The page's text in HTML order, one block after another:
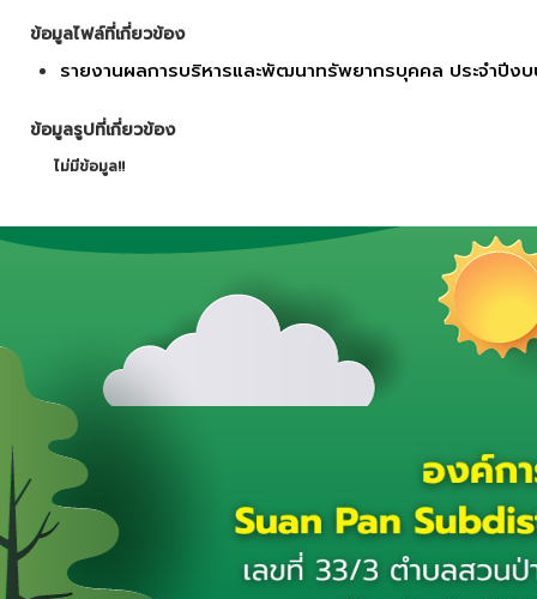
ข้อมูลไฟล์ที่เกี่ยวข้อง
รายงานผลการบริหารและพัฒนาทรัพยากรบุคคล ประจำปี
ข้อมูลรูปที่เกี่ยวข้อง
ไม่มีข้อมูล!!